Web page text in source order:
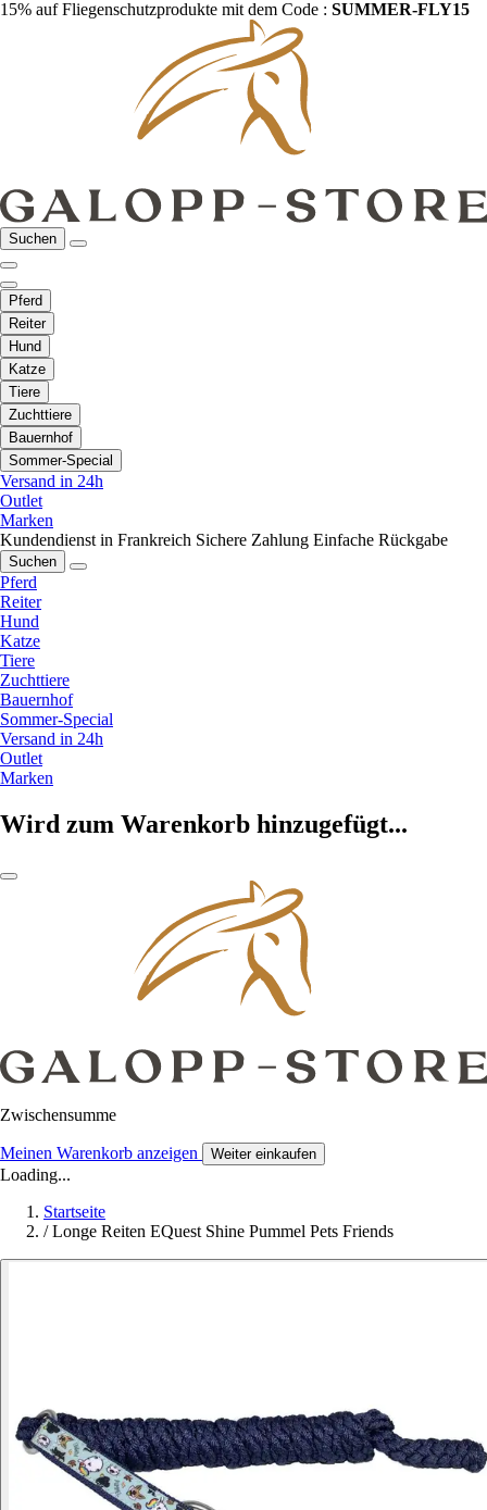
15% auf Fliegenschutzprodukte mit dem Code : SUMMER-FLY15
Suchen
Pferd
Reiter
Hund
Katze
Tiere
Zuchttiere
Bauernhof
Sommer-Special
Versand in 24h
Outlet
Marken
Kundendienst in Frankreich Sichere Zahlung Einfache Rückgabe
Suchen
Pferd
Reiter
Hund
Katze
Tiere
Zuchttiere
Bauernhof
Sommer-Special
Versand in 24h
Outlet
Marken
Wird zum Warenkorb hinzugefügt...
Zwischensumme
Meinen Warenkorb anzeigen Weiter einkaufen
Loading...
Startseite
/ Longe Reiten EQuest Shine Pummel Pets Friends